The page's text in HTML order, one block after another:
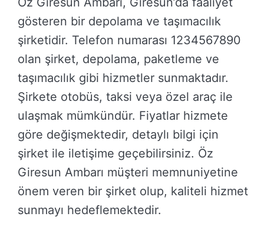
gösteren bir depolama ve taşımacılık
şirketidir. Telefon numarası 1234567890
olan şirket, depolama, paketleme ve
taşımacılık gibi hizmetler sunmaktadır.
Şirkete otobüs, taksi veya özel araç ile
ulaşmak mümkündür. Fiyatlar hizmete
göre değişmektedir, detaylı bilgi için
şirket ile iletişime geçebilirsiniz. Öz
Giresun Ambarı müşteri memnuniyetine
önem veren bir şirket olup, kaliteli hizmet
sunmayı hedeflemektedir.